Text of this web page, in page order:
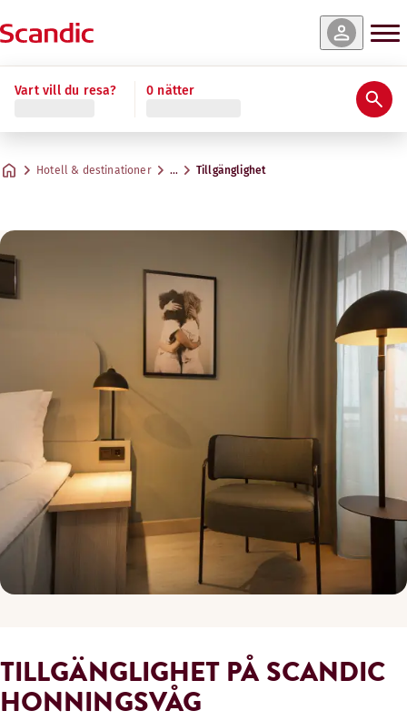
Vart vill du resa? 0 nätter
Hotell & destinationer … Tillgänglighet
TILLGÄNGLIGHET PÅ SCANDIC
HONNINGSVÅG